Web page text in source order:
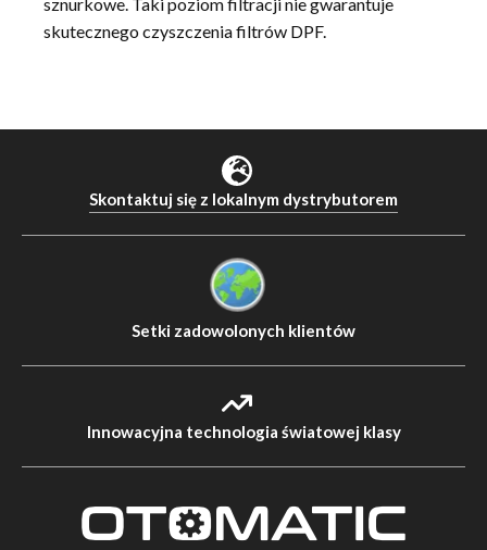
skutecznego czyszczenia filtrów DPF.
Skontaktuj się z lokalnym dystrybutorem
Setki zadowolonych klientów
Innowacyjna technologia światowej klasy